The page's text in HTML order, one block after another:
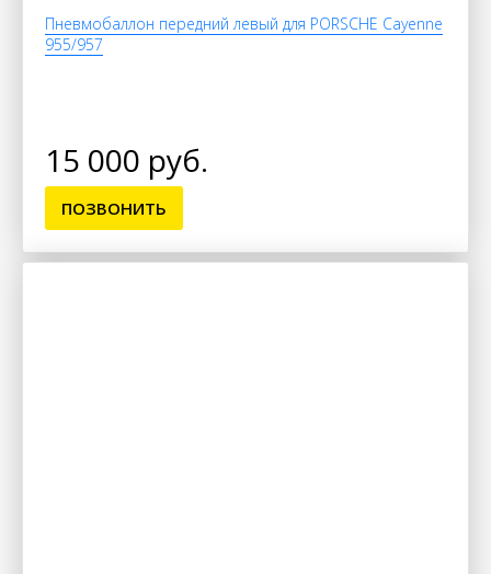
Пневмобаллон передний левый для PORSCHE Cayenne
955/957
15 000 руб.
ПОЗВОНИТЬ